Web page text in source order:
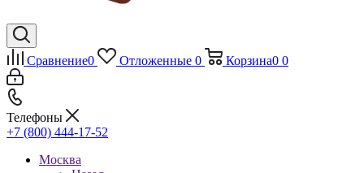
Сравнение0 Отложенные 0 Корзина0 0
Телефоны
+7 (800) 444-17-52
Москва